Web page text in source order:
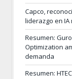
Capco,
liderazgo en
Resumen:
Optimization
demanda
Resumen: